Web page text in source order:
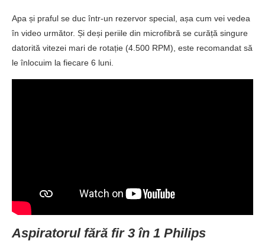
Apa și praful se duc într-un rezervor special, așa cum vei vedea
în video următor. Și deși periile din microfibră se curăță singure
datorită vitezei mari de rotație (4.500 RPM), este recomandat să
le înlocuim la fiecare 6 luni.
Aspiratorul fără fir 3 în 1 Philips